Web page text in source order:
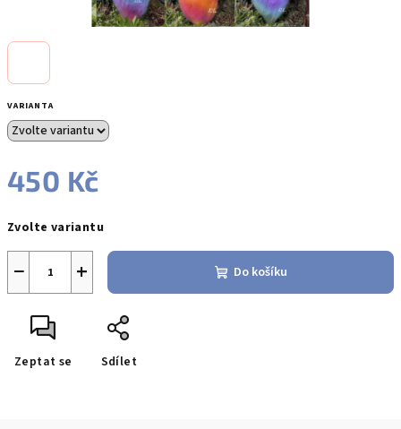
VARIANTA
450 Kč
cena:
Zvolte variantu
+
− Do košíku
Zeptat se Sdílet